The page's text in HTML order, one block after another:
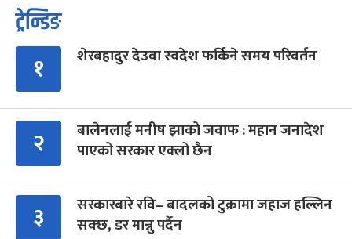
ट्रेन्डिङ
१ शेरबहादुर देउवा स्वदेश फर्किने समय परिवर्तन
२
बालेनलाई मनीष झाको जवाफ : महान जनादेश
पाएको सरकार एक्लो छैन
३
सरकारबारे रवि– बादलको टुक्रामा जहाज हल्लिन
सक्छ, डर मान्नु पर्दैन